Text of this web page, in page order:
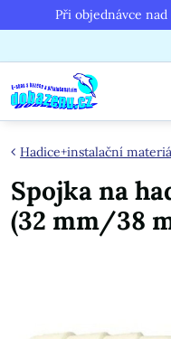
Při objednávce
Hadice+instalační
Spojka na
(32 mm/38